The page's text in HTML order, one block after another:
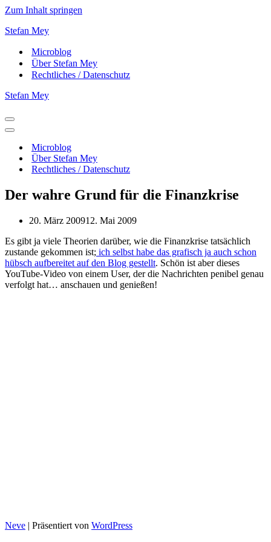
Zum Inhalt springen
Stefan Mey
Microblog
Über Stefan Mey
Rechtliches / Datenschutz
Stefan Mey
Navigationsmenü
Navigationsmenü
Microblog
Über Stefan Mey
Rechtliches / Datenschutz
Der wahre Grund für die Finanzkrise
20. März 200912. Mai 2009
Es gibt ja viele Theorien darüber, wie die Finanzkrise tatsächlich
zustande gekommen ist; ich selbst habe das grafisch ja auch schon
hübsch aufbereitet auf den Blog gestellt. Schön ist aber dieses
YouTube-Video von einem User, der die Nachrichten penibel genau
verfolgt hat… anschauen und genießen!
Neve | Präsentiert von WordPress